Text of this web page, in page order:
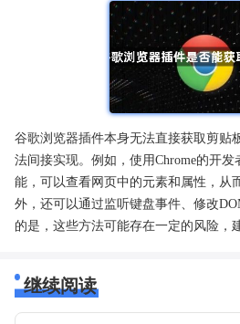
谷歌浏览器插件本身无法直接获取剪贴
法间接实现。例如，使用Chrome的开发
能，可以查看网页中的元素和属性，从
外，还可以通过监听键盘事件、修改
的是，这些方法可能存在一定的风险，
继续阅读